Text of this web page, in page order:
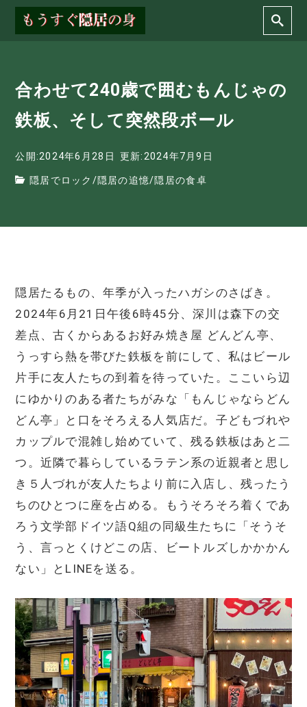
合わせて240歳で囲むもんじゃの
鉄板、そして突然段ボール
公開:2024年6月28日 更新:2024年7月9日
隠居でロック /隠居の追憶/隠居の食卓
隠居たるもの、年季が入ったハガシのさばき。
2024年6月21日午後6時45分、深川は森下の交
差点、古くからあるお好み焼き屋 どんどん亭、
うっすら熱を帯びた鉄板を前にして、私はビール
片手に友人たちの到着を待っていた。ここいら辺
にゆかりのある者たちがみな「もんじゃならどん
どん亭」と口をそろえる人気店だ。子どもづれや
カップルで混雑し始めていて、残る鉄板はあと二
つ。近隣で暮らしているラテン系の近親者と思し
き５人づれが友人たちより前に入店し、残ったう
ちのひとつに座を占める。もうそろそろ着くであ
ろう文学部ドイツ語Q組の同級生たちに「そうそ
う、言っとくけどこの店、ビートルズしかかかん
ない」とLINEを送る。